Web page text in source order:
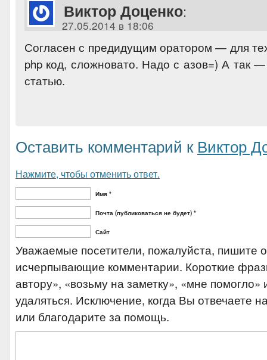
Виктор Доценко:
27.05.2014 в 18:06
Согласен с предидущим оратором — для
php код, сложновато. Надо с азов=) А так
статью.
Оставить комментарий к Виктор
Нажмите, чтобы отменить ответ.
Имя *
Почта (публиковаться не будет) *
Сайт
Уважаемые посетители, пожалуйста, пишите
исчерпывающие комментарии. Короткие
автору», «возьму на заметку», «мне помогло»
удаляться. Исключение, когда Вы отвечаете
или благодарите за помощь.